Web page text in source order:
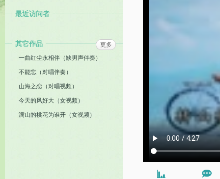
最近访问者
其它作品
更多
一曲红尘永相伴（缺男声伴奏）
不能忘（对唱伴奏）
山海之恋（对唱视频）
今天的风好大（女视频）
满山的桃花为谁开（女视频）